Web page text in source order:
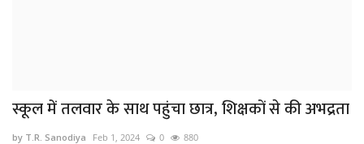
स्कूल में तलवार के साथ पहुंचा छात्र, शिक्षकों से की अभद्रता
by T.R. Sanodiya Feb 1, 2024 0 880